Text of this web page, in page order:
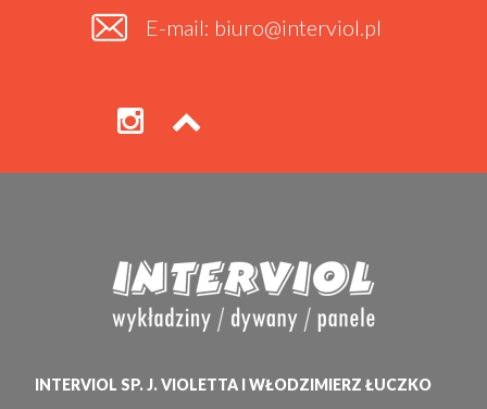
E-mail: biuro@interviol.pl
INTERVIOL SP. J. VIOLETTA I WŁODZIMIERZ ŁUCZKO